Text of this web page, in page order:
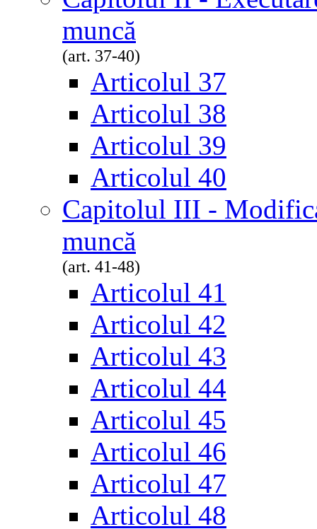
muncă
(art. 37-40)
Articolul 37
Articolul 38
Articolul 39
Articolul 40
Capitolul III -
muncă
(art. 41-48)
Articolul 41
Articolul 42
Articolul 43
Articolul 44
Articolul 45
Articolul 46
Articolul 47
Articolul 48